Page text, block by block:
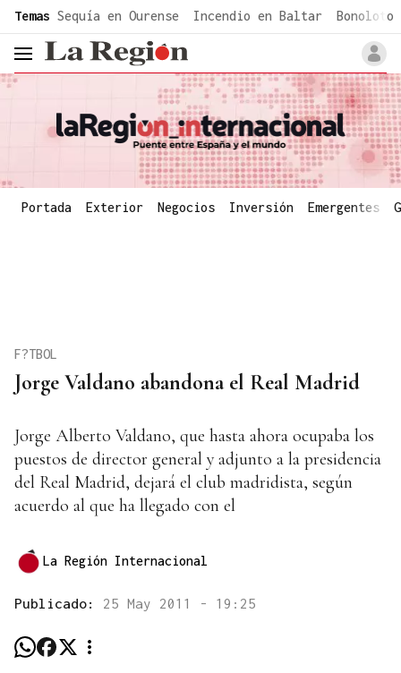
common.go-to-content
Temas Sequía en Ourense Incendio en Baltar Bonoloto
header.menu.open
Portada Exterior Negocios Inversión Emergentes
Jorge Valdano abandona el Real Madrid
F?TBOL
Jorge Alberto Valdano, que hasta ahora ocupaba los
puestos de director general y adjunto a la presidencia
del Real Madrid, dejará el club madridista, según
acuerdo al que ha llegado con el
La Región Internacional
Publicado: 25 May 2011 - 19:25